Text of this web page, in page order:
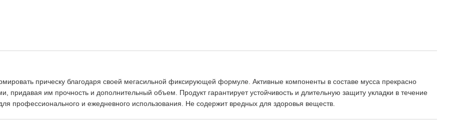
прическу благодаря своей мегасильной фиксирующей формуле. Активные компоненты в составе мусса прекрасно
придавая им прочность и дополнительный объем. Продукт гарантирует устойчивость и длительную защиту укладки в течение
профессионального и ежедневного использования. Не содержит вредных для здоровья веществ.